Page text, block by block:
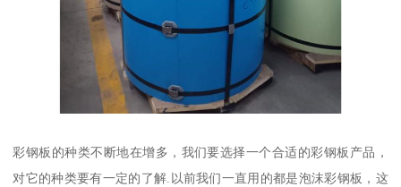
彩钢板的种类不断地在增多，我们要选择一个合适的彩钢板产品，
对它的种类要有一定的了解.以前我们一直用的都是泡沫彩钢板，这